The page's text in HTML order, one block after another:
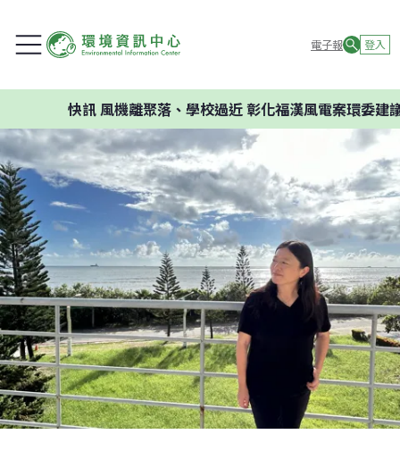
電子報 登入
風機離聚落、學校過近 彰化福漢風電案環委建議不應開發